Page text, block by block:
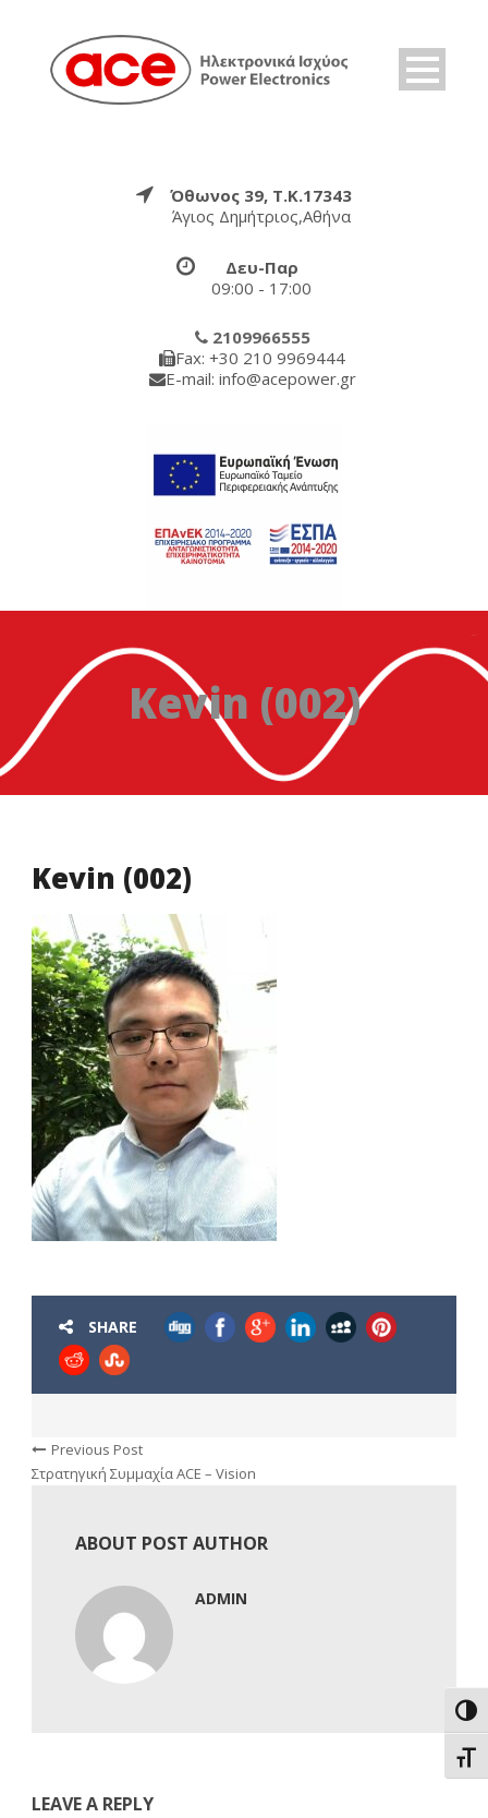
Όθωνος 39, Τ.Κ.17343
Άγιος Δημήτριος,Αθήνα
Δευ-Παρ
09:00 - 17:00
2109966555
Fax: +30 210 9969444
E-mail: info@acepower.gr
Kevin (002)
Kevin (002)
SHARE
Previous Post
Στρατηγική Συμμαχία ACE – Vision
ABOUT POST AUTHOR
ADMIN
LEAVE A REPLY